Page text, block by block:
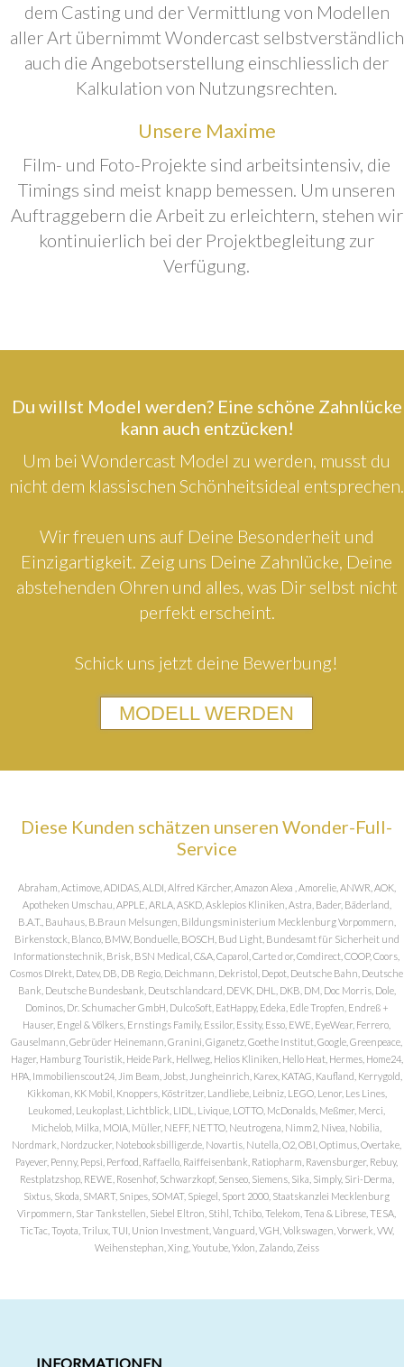
dem Casting und der Vermittlung von Modellen
aller Art übernimmt Wondercast selbstverständlich
auch die Angebotserstellung einschliesslich der
Kalkulation von Nutzungsrechten.
Unsere Maxime
Film- und Foto-Projekte sind arbeitsintensiv, die
Timings sind meist knapp bemessen. Um unseren
Auftraggebern die Arbeit zu erleichtern, stehen wir
kontinuierlich bei der Projektbegleitung zur
Verfügung.
Du willst Model werden? Eine schöne Zahnlücke
kann auch entzücken!
Um bei Wondercast Model zu werden, musst du
nicht dem klassischen Schönheitsideal entsprechen.
Wir freuen uns auf Deine Besonderheit und
Einzigartigkeit. Zeig uns Deine Zahnlücke, Deine
abstehenden Ohren und alles, was Dir selbst nicht
perfekt erscheint.
Schick uns jetzt deine Bewerbung!
MODELL WERDEN
Diese Kunden schätzen unseren Wonder-Full-
Service
Abraham, Actimove, ADIDAS, ALDI, Alfred Kärcher, Amazon Alexa , Amorelie, ANWR, AOK,
Apotheken Umschau, APPLE, ARLA, ASKD, Asklepios Kliniken, Astra, Bader, Bäderland,
B.A.T., Bauhaus, B.Braun Melsungen, Bildungsministerium Mecklenburg Vorpommern,
Birkenstock, Blanco, BMW, Bonduelle, BOSCH, Bud Light, Bundesamt für Sicherheit und
Informationstechnik, Brisk, BSN Medical, C&A, Caparol, Carte d or, Comdirect, COOP, Coors,
Cosmos DIrekt, Datev, DB, DB Regio, Deichmann, Dekristol, Depot, Deutsche Bahn, Deutsche
Bank, Deutsche Bundesbank, Deutschlandcard, DEVK, DHL, DKB, DM, Doc Morris, Dole,
Dominos, Dr. Schumacher GmbH, DulcoSoft, EatHappy, Edeka, Edle Tropfen, Endreß +
Hauser, Engel & Völkers, Ernstings Family, Essilor, Essity, Esso, EWE, EyeWear, Ferrero,
Gauselmann, Gebrüder Heinemann, Granini, Giganetz, Goethe Institut, Google, Greenpeace,
Hager, Hamburg Touristik, Heide Park, Hellweg, Helios Kliniken, Hello Heat, Hermes, Home24,
HPA, Immobilienscout24, Jim Beam, Jobst, Jungheinrich, Karex, KATAG, Kaufland, Kerrygold,
Kikkoman, KK Mobil, Knoppers, Köstritzer, Landliebe, Leibniz, LEGO, Lenor, Les Lines,
Leukomed, Leukoplast, Lichtblick, LIDL, Livique, LOTTO, McDonalds, Meßmer, Merci,
Michelob, Milka, MOIA, Müller, NEFF, NETTO, Neutrogena, Nimm2, Nivea, Nobilia,
Nordmark, Nordzucker, Notebooksbilliger.de, Novartis, Nutella, O2, OBI, Optimus, Overtake,
Payever, Penny, Pepsi, Perfood, Raffaello, Raiffeisenbank, Ratiopharm, Ravensburger, Rebuy,
Restplatzshop, REWE, Rosenhof, Schwarzkopf, Senseo, Siemens, Sika, Simply, Siri-Derma,
Sixtus, Skoda, SMART, Snipes, SOMAT, Spiegel, Sport 2000, Staatskanzlei Mecklenburg
Virpommern, Star Tankstellen, Siebel Eltron, Stihl, Tchibo, Telekom, Tena & Librese, TESA,
TicTac, Toyota, Trilux, TUI, Union Investment, Vanguard, VGH, Volkswagen, Vorwerk, VW,
Weihenstephan, Xing, Youtube, Yxlon, Zalando, Zeiss
INFORMATIONEN